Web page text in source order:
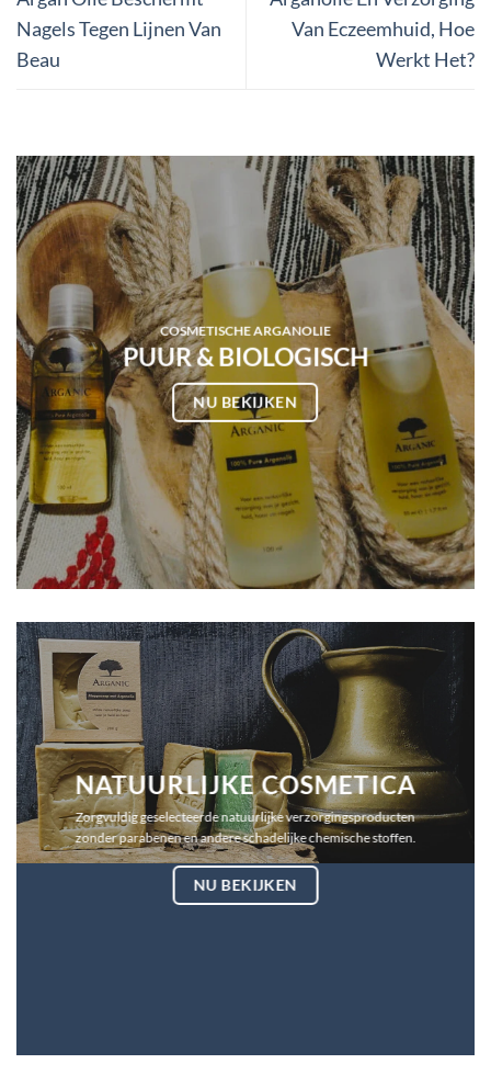
Nagels Tegen Lijnen Van
Beau
Van Eczeemhuid, Hoe
Werkt Het?
COSMETISCHE ARGANOLIE
PUUR & BIOLOGISCH
NU BEKIJKEN
NATUURLIJKE COSMETICA
Zorgvuldig geselecteerde natuurlijke verzorgingsproducten
zonder parabenen en andere schadelijke chemische stoffen.
NU BEKIJKEN